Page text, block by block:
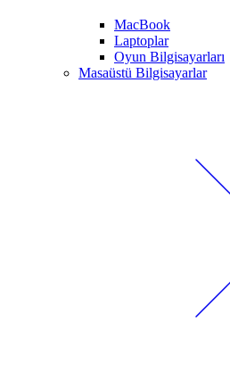
MacBook
Laptoplar
Oyun Bilgisayarları
Masaüstü Bilgisayarlar